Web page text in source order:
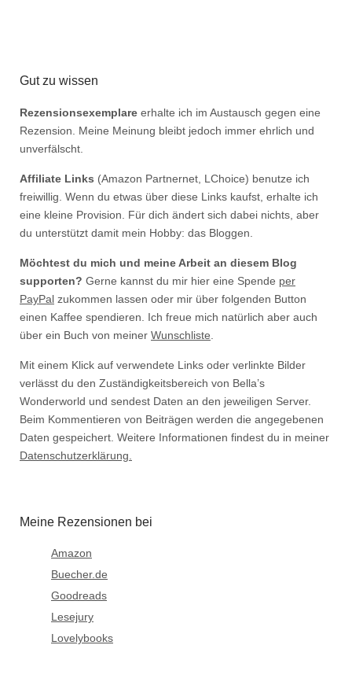
Gut zu wissen
Rezensionsexemplare erhalte ich im Austausch gegen eine
Rezension. Meine Meinung bleibt jedoch immer ehrlich und
unverfälscht.
Affiliate Links (Amazon Partnernet, LChoice) benutze ich
freiwillig. Wenn du etwas über diese Links kaufst, erhalte ich
eine kleine Provision. Für dich ändert sich dabei nichts, aber
du unterstützt damit mein Hobby: das Bloggen.
Möchtest du mich und meine Arbeit an diesem Blog
supporten? Gerne kannst du mir hier eine Spende per
PayPal zukommen lassen oder mir über folgenden Button
einen Kaffee spendieren. Ich freue mich natürlich aber auch
über ein Buch von meiner Wunschliste
Mit einem Klick auf verwendete Links oder verlinkte Bilder
verlässt du den Zuständigkeitsbereich von Bella’s
Wonderworld und sendest Daten an den jeweiligen Server.
Beim Kommentieren von Beiträgen werden die angegebenen
Daten gespeichert. Weitere Informationen findest du in meiner
Datenschutzerklärung.
Meine Rezensionen bei
Amazon
Buecher.de
Goodreads
Lesejury
Lovelybooks